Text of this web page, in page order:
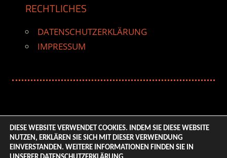
RECHTLICHES
DATENSCHUTZERKLÄRUNG
IMPRESSUM
© 2026 ENTERTAINMENT BASE – Life & Style Magazine.
All Rights Reserved. | Based on
DIESE WEBSITE VERWENDET COOKIES. INDEM SIE DIESE WEBSITE
NUTZEN, ERKLÄREN SIE SICH MIT DIESER VERWENDUNG
EINVERSTANDEN. WEITERE INFORMATIONEN FINDEN SIE IN